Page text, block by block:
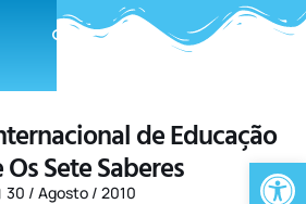
de Educação
Sete Saberes
30 / Agosto / 2010